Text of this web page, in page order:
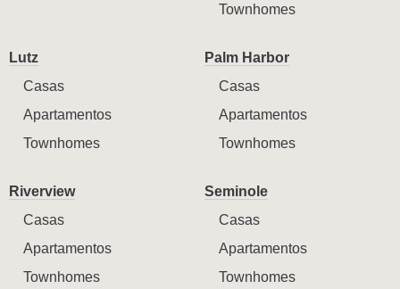
Townhomes
Lutz
Casas
Apartamentos
Townhomes
Palm Harbor
Casas
Apartamentos
Townhomes
Riverview
Casas
Apartamentos
Townhomes
Seminole
Casas
Apartamentos
Townhomes